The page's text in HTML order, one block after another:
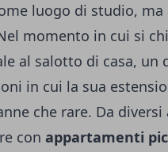
luogo di studio, ma
momento in cui si
al salotto di casa, un
in cui la sua
che rare. Da
con appartamenti